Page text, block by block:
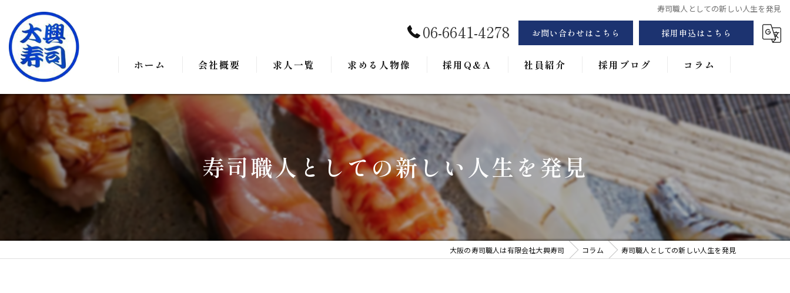
寿司職人としての新しい人生を発見
06-6641-4278 お問い合わせはこちら 採用申込はこちら
ホーム 会社概要
事業案内
求人一覧 求める人物像 採用Q&A 社員紹介
フォトギャラリー
採用ブログ コラム
寿司職人としての新しい人生を発見
大阪の寿司職人は有限会社大興寿司 コラム 寿司職人としての新しい人生を発見